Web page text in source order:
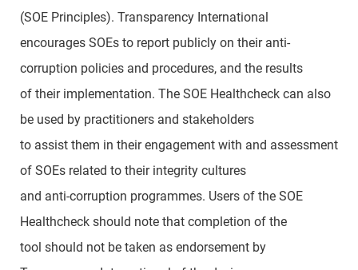
(SOE Principles). Transparency International
encourages SOEs to report publicly on their anti-
corruption policies and procedures, and the results
of their implementation. The SOE Healthcheck can also
be used by practitioners and stakeholders
to assist them in their engagement with and assessment
of SOEs related to their integrity cultures
and anti-corruption programmes. Users of the SOE
Healthcheck should note that completion of the
tool should not be taken as endorsement by